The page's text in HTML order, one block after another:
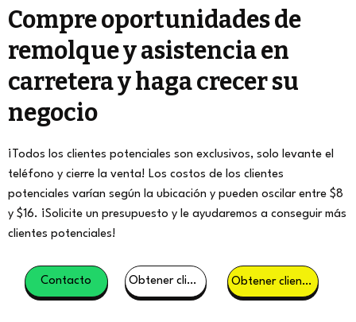
Compre oportunidades de
remolque y asistencia en
carretera y haga crecer su
negocio
¡Todos los clientes potenciales son exclusivos, solo levante el
teléfono y cierre la venta! Los costos de los clientes
potenciales varían según la ubicación y pueden oscilar entre $8
y $16. ¡Solicite un presupuesto y le ayudaremos a conseguir más
clientes potenciales!
Contacto Obtener clientes potenciales Obtener clientes potenciales